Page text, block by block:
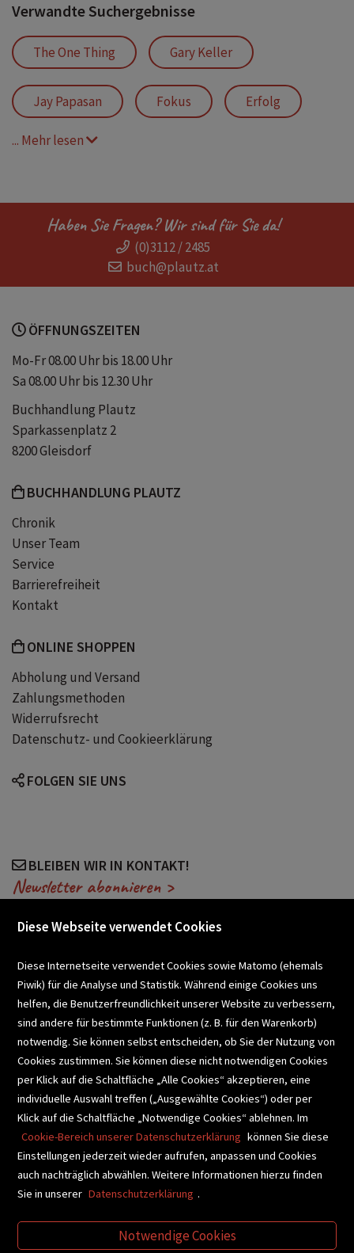
Verwandte Suchergebnisse
The One Thing Gary Keller
Jay Papasan Fokus Erfolg
Zeitmanagement
Produktivität Burn-out
E-Mail-Flut
Truthiness
Ordnung Multitasking
... Mehr lesen
Haben Sie Fragen? Wir sind für Sie da!
(0)3112 / 2485
buch@plautz.at
ÖFFNUNGSZEITEN
Mo-Fr 08.00 Uhr bis 18.00 Uhr
Sa 08.00 Uhr bis 12.30 Uhr
Buchhandlung Plautz
Sparkassenplatz 2
8200 Gleisdorf
BUCHHANDLUNG PLAUTZ
Chronik
Unser Team
Service
Barrierefreiheit
Kontakt
ONLINE SHOPPEN
Abholung und Versand
Zahlungsmethoden
Widerrufsrecht
Datenschutz- und Cookieerklärung
FOLGEN SIE UNS
BLEIBEN WIR IN KONTAKT!
Newsletter abonnieren >
SCHULBUCHSERVICE
BUCHEMPFEHLUNGEN
BIBLIOTHEKSSERVICE
VIDEO-TIPPS
VERTRAG WIDERRUFEN
Diese Webseite verwendet Cookies
Diese Internetseite verwendet Cookies sowie Matomo (ehemals
Piwik) für die Analyse und Statistik. Während einige Cookies uns
helfen, die Benutzerfreundlichkeit unserer Website zu verbessern,
sind andere für bestimmte Funktionen (z. B. für den Warenkorb)
notwendig. Sie können selbst entscheiden, ob Sie der Nutzung von
Cookies zustimmen. Sie können diese nicht notwendigen Cookies
per Klick auf die Schaltfläche „Alle Cookies“ akzeptieren, eine
individuelle Auswahl treffen („Ausgewählte Cookies“) oder per
Klick auf die Schaltfläche „Notwendige Cookies“ ablehnen. Im
Cookie-Bereich unserer Datenschutzerklärung können Sie diese
Einstellungen jederzeit wieder aufrufen, anpassen und Cookies
auch nachträglich abwählen. Weitere Informationen hierzu finden
Sie in unserer Datenschutzerklärung .
Notwendige Cookies